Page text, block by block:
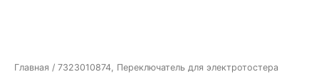
Главная / 7323010874, Переключатель для электротостера